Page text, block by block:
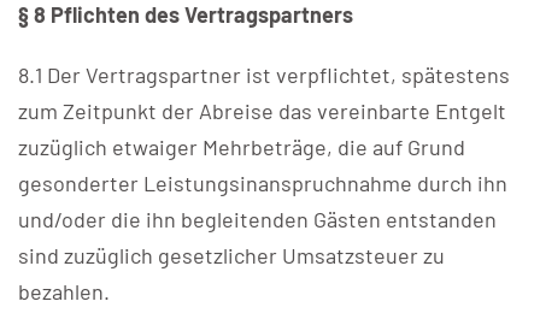
§ 8 Pflichten des Vertragspartners
8.1 Der Vertragspartner ist verpflichtet, spätestens
zum Zeitpunkt der Abreise das vereinbarte Entgelt
zuzüglich etwaiger Mehrbeträge, die auf Grund
gesonderter Leistungsinanspruchnahme durch ihn
und/oder die ihn begleitenden Gästen entstanden
sind zuzüglich gesetzlicher Umsatzsteuer zu
bezahlen.